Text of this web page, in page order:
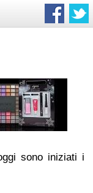
sono iniziati i